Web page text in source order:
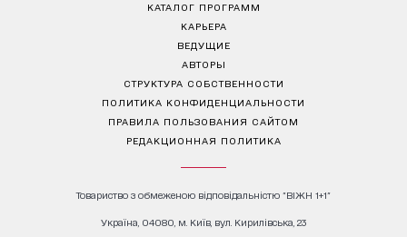
КАТАЛОГ ПРОГРАММ
КАРЬЕРА
ВЕДУЩИЕ
АВТОРЫ
СТРУКТУРА СОБСТВЕННОСТИ
ПОЛИТИКА КОНФИДЕНЦИАЛЬНОСТИ
ПРАВИЛА ПОЛЬЗОВАНИЯ САЙТОМ
РЕДАКЦИОННАЯ ПОЛИТИКА
Товариство з обмеженою відповідальністю "ВІЖН 1+1"
Україна, 04080, м. Київ, вул. Кирилівська, 23